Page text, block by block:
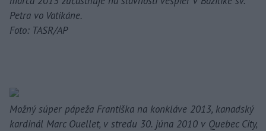
Petra vo Vatikáne.
Foto: TASR/AP
Možný súper pápeža Františka na konkláve 2013, kanadský
kardinál Marc Ouellet, v stredu 30. júna 2010 v Quebec City,